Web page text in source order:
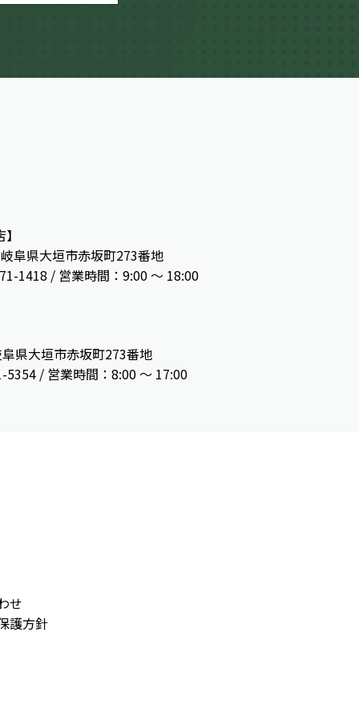
阜県大垣市赤坂町273番地
1418 / 営業時間：9:00 ～ 18:00
県大垣市赤坂町273番地
5354 / 営業時間：8:00 〜 17:00
せ
護方針